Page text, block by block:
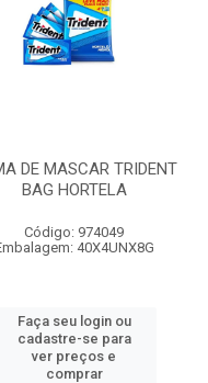
DE MASCAR TRIDENT
BAG HORTELA
Código: 974049
40X4UNX8G
Faça seu login ou
cadastre-se para
ver preços e
comprar